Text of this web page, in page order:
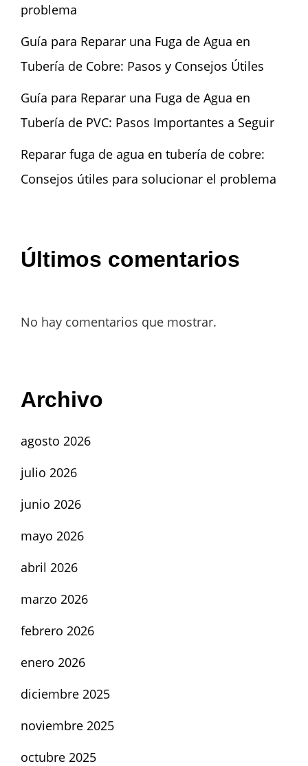
problema
Guía para Reparar una Fuga de Agua en
Tubería de Cobre: Pasos y Consejos Útiles
Guía para Reparar una Fuga de Agua en
Tubería de PVC: Pasos Importantes a Seguir
Reparar fuga de agua en tubería de cobre:
Consejos útiles para solucionar el problema
Últimos comentarios
No hay comentarios que mostrar.
Archivo
agosto 2026
julio 2026
junio 2026
mayo 2026
abril 2026
marzo 2026
febrero 2026
enero 2026
diciembre 2025
noviembre 2025
octubre 2025